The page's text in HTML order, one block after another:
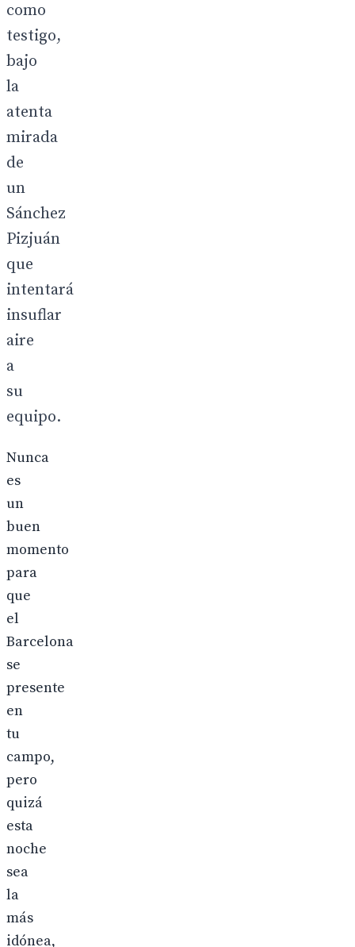
como
testigo,
bajo
la
atenta
mirada
de
un
Sánchez
Pizjuán
que
intentará
insuflar
aire
a
su
equipo.
Nunca
es
un
buen
momento
para
que
el
Barcelona
se
presente
en
tu
campo,
pero
quizá
esta
noche
sea
la
más
idónea,